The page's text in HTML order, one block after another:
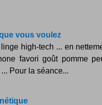
vous voulez
high-tech ... en
favori goût pomme
Pour la séance...